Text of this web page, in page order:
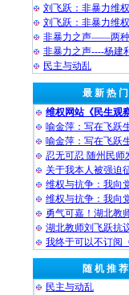
刘飞跃：非暴力维
刘飞跃：非暴力维
非暴力之声——两
非暴力之声----杨建
民主与动乱
最 新 热 门
维权网站《民生观
喻金萍：写在飞跃
喻金萍：写在飞跃
忍无可忍 随州民师
关于我本人被强迫
维权与抗争：我向
维权与抗争：我向
勇气可嘉！湖北教
湖北教师刘飞跃抗
我终于可以不订阅
随 机 推 荐
民主与动乱